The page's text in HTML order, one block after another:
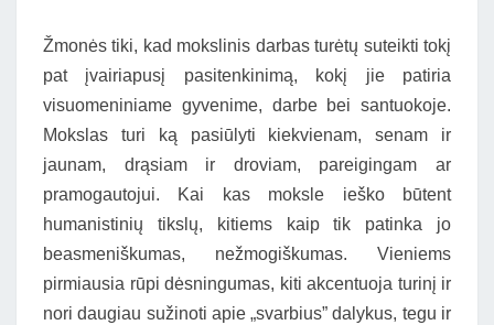
Žmonės tiki, kad mokslinis darbas turėtų suteikti tokį
pat įvairiapusį pasitenkinimą, kokį jie patiria
visuomeniniame gyvenime, darbe bei santuokoje.
Mokslas turi ką pasiūlyti kiekvienam, senam ir
jaunam, drąsiam ir droviam, pareigingam ar
pramogautojui. Kai kas moksle ieško būtent
humanistinių tikslų, kitiems kaip tik patinka jo
beasmeniškumas, nežmogiškumas. Vieniems
pirmiausia rūpi dėsningumas, kiti akcentuoja turinį ir
nori daugiau sužinoti apie „svarbius” dalykus, tegu ir